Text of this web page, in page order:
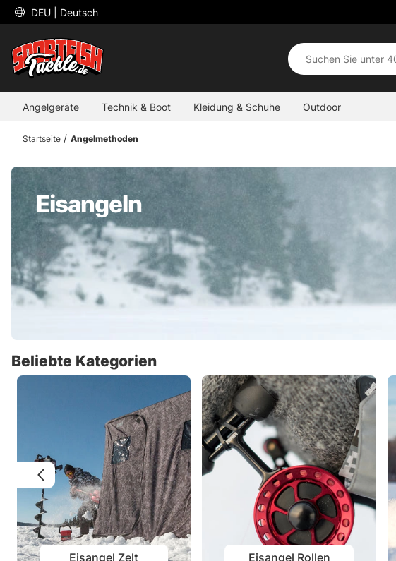
DEU | Deutsch
Angelgeräte Technik & Boot Kleidung & Schuhe Outdoor
Startseite Angelmethoden
Eisangeln
Beliebte Kategorien
Eisangel Zelt Eisangel Rollen